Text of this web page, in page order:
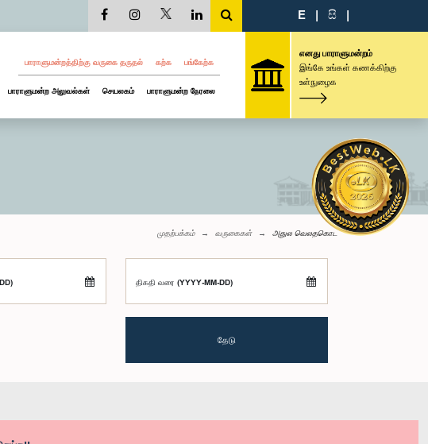
E | සි |
பாராளுமன்றத்திற்கு வருகை தருதல் கற்க பங்கேற்க
பாராளுமன்ற அலுவல்கள் செயலகம் பாராளுமன்ற நேரலை
எனது பாராளுமன்றம்
இங்கே உங்கள் கணக்கிற்கு
உள்நுழைக
முதற்பக்கம் வருகைகள் அதுல வெலதகொட
திகதி வரை (YYYY-MM-DD)
தேடு